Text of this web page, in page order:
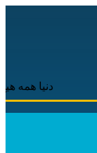
دنیا همه هیچ و